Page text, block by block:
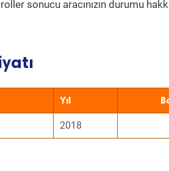
sonucu aracınızın durumu
Yıl
2018